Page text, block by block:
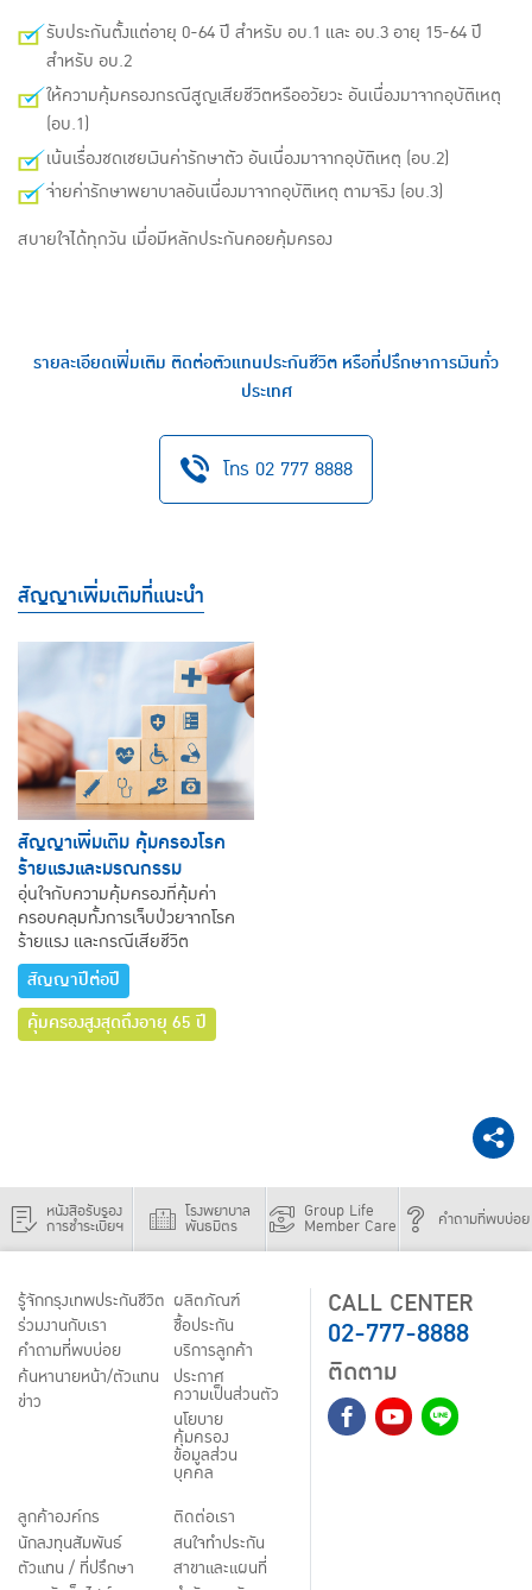
รับประกันตั้งแต่อายุ 0-64 ปี สำหรับ อบ.1 และ อบ.3 อายุ 15-64 ปี
สำหรับ อบ.2
ให้ความคุ้มครองกรณีสูญเสียชีวิตหรืออวัยวะ อันเนื่องมาจากอุบัติเหตุ
(อบ.1)
เน้นเรื่องชดเชยเงินค่ารักษาตัว อันเนื่องมาจากอุบัติเหตุ (อบ.2)
จ่ายค่ารักษาพยาบาลอันเนื่องมาจากอุบัติเหตุ ตามจริง (อบ.3)
สบายใจได้ทุกวัน เมื่อมีหลักประกันคอยคุ้มครอง
รายละเอียดเพิ่มเติม ติดต่อตัวแทนประกันชีวิต หรือที่ปรึกษาการเงินทั่ว
ประเทศ
โทร 02 777 8888
สัญญาเพิ่มเติมที่แนะนำ
สัญญาเพิ่มเติม คุ้มครองโรค
ร้ายแรงและมรณกรรม
อุ่นใจกับความคุ้มครองที่คุ้มค่า
ครอบคลุมทั้งการเจ็บป่วยจากโรค
ร้ายแรง และกรณีเสียชีวิต
สัญญาปีต่อปี
คุ้มครองสูงสุดถึงอายุ 65 ปี
หนังสือรับรอง
การชำระเบี้ยฯ
โรงพยาบาล
พันธมิตร
Group Life
Member Care คำถามที่พบบ่อย
รู้จักกรุงเทพประกันชีวิต
ร่วมงานกับเรา
คำถามที่พบบ่อย
ค้นหานายหน้า/ตัวแทน
ข่าว
ผลิตภัณฑ์
ชื้อประกัน
บริการลูกค้า
ประกาศ
ความเป็นส่วนตัว
นโยบาย
คุ้มครอง
ข้อมูลส่วน
บุคคล
ลูกค้าองค์กร
นักลงทุนสัมพันธ์
ตัวแทน / ที่ปรึกษา
ติดต่อเรา
สนใจทำประกัน
สาขาและแผนที่
CALL CENTER
02-777-8888
ติดตาม